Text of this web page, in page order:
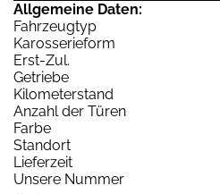
Allgemeine Daten:
Fahrzeugtyp
Karosserieform
Erst-Zul.
Getriebe
Kilometerstand
Anzahl der Türen
Farbe
Standort
Lieferzeit
Unsere Nummer